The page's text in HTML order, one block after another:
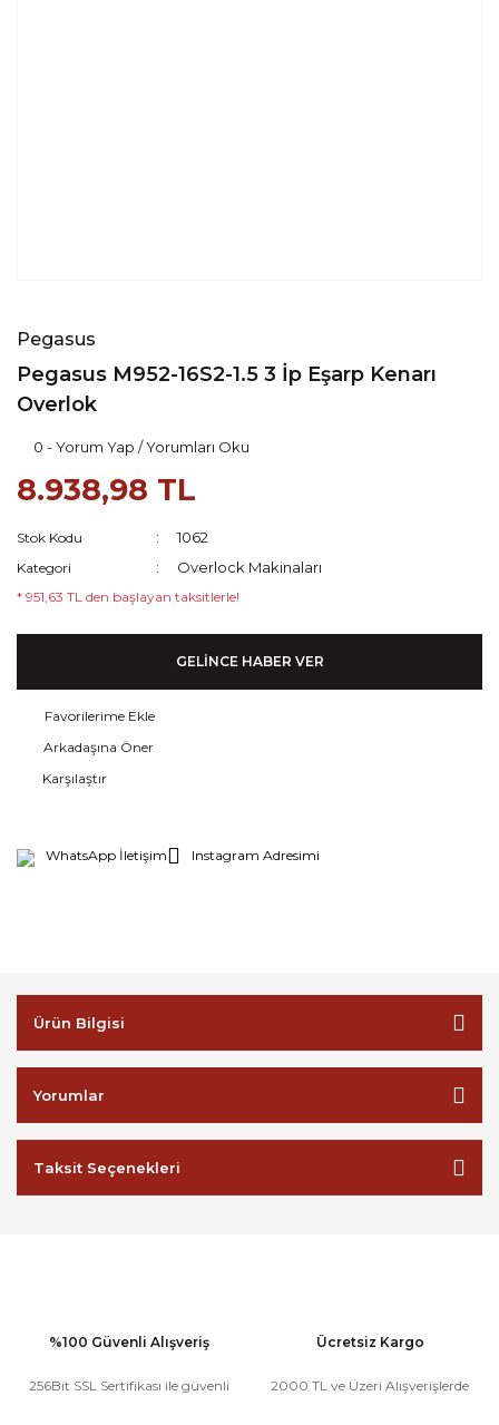
Pegasus
Pegasus M952-16S2-1.5 3 İp Eşarp Kenarı
Overlok
0 - Yorum Yap / Yorumları Oku
8.938,98 TL
Stok Kodu 1062
Kategori Overlock Makinaları
* 951,63 TL den başlayan taksitlerle!
GELİNCE HABER VER
Arkadaşına Öner
Karşılaştır
WhatsApp İletişim Instagram Adresimi
Ürün Bilgisi
Yorumlar
Taksit Seçenekleri
%100 Güvenli Alışveriş
256Bit SSL Sertifikası ile güvenli
Ücretsiz Kargo
2000 TL ve Üzeri Alışverişlerde